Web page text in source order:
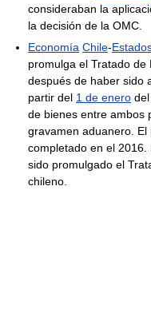
consideraban la
la decisión de la OMC.
Economía Chile-
promulga el Tratado de
después de haber sido
partir del 1 de enero del
de bienes entre ambos
gravamen aduanero.
completado en el
sido promulgado el
chileno.